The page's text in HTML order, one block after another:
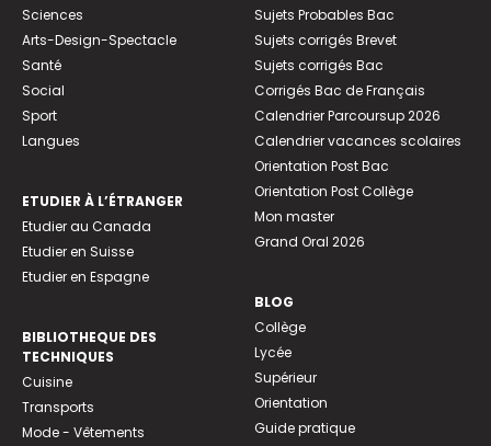
Sciences
Arts-Design-Spectacle
Santé
Social
Sport
Langues
ETUDIER À L’ÉTRANGER
Etudier au Canada
Etudier en Suisse
Etudier en Espagne
BIBLIOTHEQUE DES
TECHNIQUES
Cuisine
Transports
Mode - Vêtements
Sujets Probables Bac
Sujets corrigés Brevet
Sujets corrigés Bac
Corrigés Bac de Français
Calendrier Parcoursup 2026
Calendrier vacances scolaires
Orientation Post Bac
Orientation Post Collège
Mon master
Grand Oral 2026
BLOG
Collège
Lycée
Supérieur
Orientation
Guide pratique